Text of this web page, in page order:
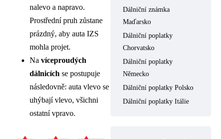
nalevo a napravo.
Prostřední pruh zůstane
prázdný, aby auta IZS
mohla projet.
Na víceproudých
dálnicích se postupuje
následovně: auta vlevo se
uhýbají vlevo, všichni
ostatní vpravo.
Dálniční známka
Maďarsko
Dálniční poplatky
Chorvatsko
Dálniční poplatky
Německo
Dálniční poplatky Polsko
Dálniční poplatky Itálie